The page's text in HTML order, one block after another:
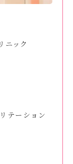
ニック
テーション